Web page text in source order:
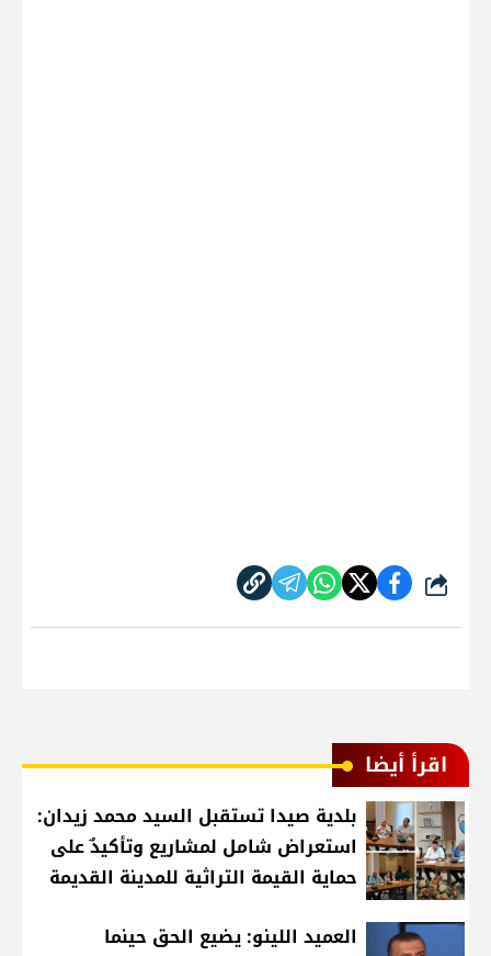
شارك
اقرأ أيضا
بلدية صيدا تستقبل السيد محمد زيدان:
استعراض شامل لمشاريع وتأكيدٌ على
حماية القيمة التراثية للمدينة القديمة
العميد اللينو: يضيع الحق حينما